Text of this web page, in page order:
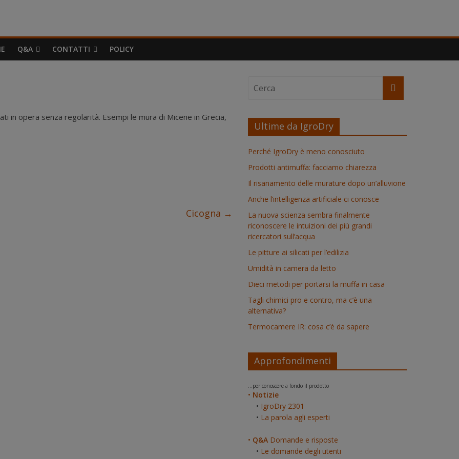
Q&A CONTATTI POLICY
in opera senza regolarità. Esempi le mura di Micene in Grecia,
Cicogna →
Ultime da IgroDry
Perché IgroDry è meno conosciuto
Prodotti antimuffa: facciamo chiarezza
Il risanamento delle murature dopo un’alluvione
Anche l’intelligenza artificiale ci conosce
La nuova scienza sembra finalmente
riconoscere le intuizioni dei più grandi
ricercatori sull’acqua
Le pitture ai silicati per l’edilizia
Umidità in camera da letto
Dieci metodi per portarsi la muffa in casa
Tagli chimici pro e contro, ma c’è una
alternativa?
Termocamere IR: cosa c’è da sapere
Approfondimenti
...per conoscere a fondo il prodotto
• Notizie
• IgroDry 2301
• La parola agli esperti
• Q&A Domande e risposte
• Le domande degli utenti